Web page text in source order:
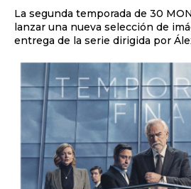
La segunda temporada de 30
lanzar una nueva selección de
entrega de la serie dirigida por